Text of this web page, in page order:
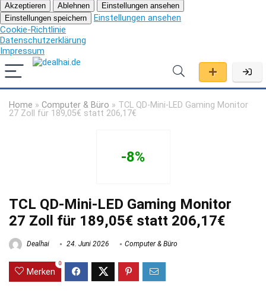
Akzeptieren Ablehnen
Einstellungen ansehen
Einstellungen speichern
Einstellungen ansehen
Cookie-Richtlinie
Datenschutzerklärung
Impressum
Home » Computer & Büro » TCL QD-Mini-LED Gaming Monitor
27 Zoll für 189,05€ statt 206,17€
-8%
TCL QD-Mini-LED Gaming Monitor
27 Zoll für 189,05€ statt 206,17€
Dealhai 24. Juni 2026 Computer & Büro
Merken
0